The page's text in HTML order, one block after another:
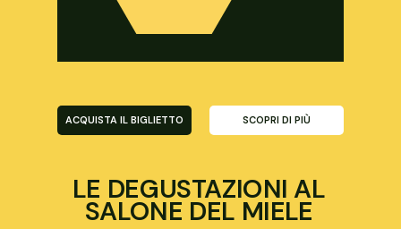
ACQUISTA IL BIGLIETTO SCOPRI DI PIÙ
LE DEGUSTAZIONI AL
SALONE DEL MIELE